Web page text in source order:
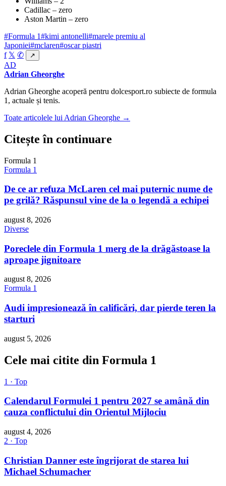
Cadillac – zero
Aston Martin – zero
#Formula 1#kimi antonelli#marele premiu al
Japoniei#mclaren#oscar piastri
f 𝕏 ✆ ↗
AD
Adrian Gheorghe
Adrian Gheorghe acoperă pentru dolcesport.ro subiecte de formula
1, actuale și tenis.
Toate articolele lui Adrian Gheorghe →
Citește în continuare
Formula 1
Formula 1
De ce ar refuza McLaren cel mai puternic nume de
pe grilă? Răspunsul vine de la o legendă a echipei
august 8, 2026
Diverse
Poreclele din Formula 1 merg de la drăgăstoase la
aproape jignitoare
august 8, 2026
Formula 1
Audi impresionează în calificări, dar pierde teren la
starturi
august 5, 2026
Cele mai citite din Formula 1
1 · Top
Calendarul Formulei 1 pentru 2027 se amână din
cauza conflictului din Orientul Mijlociu
august 4, 2026
2 · Top
Christian Danner este îngrijorat de starea lui
Michael Schumacher